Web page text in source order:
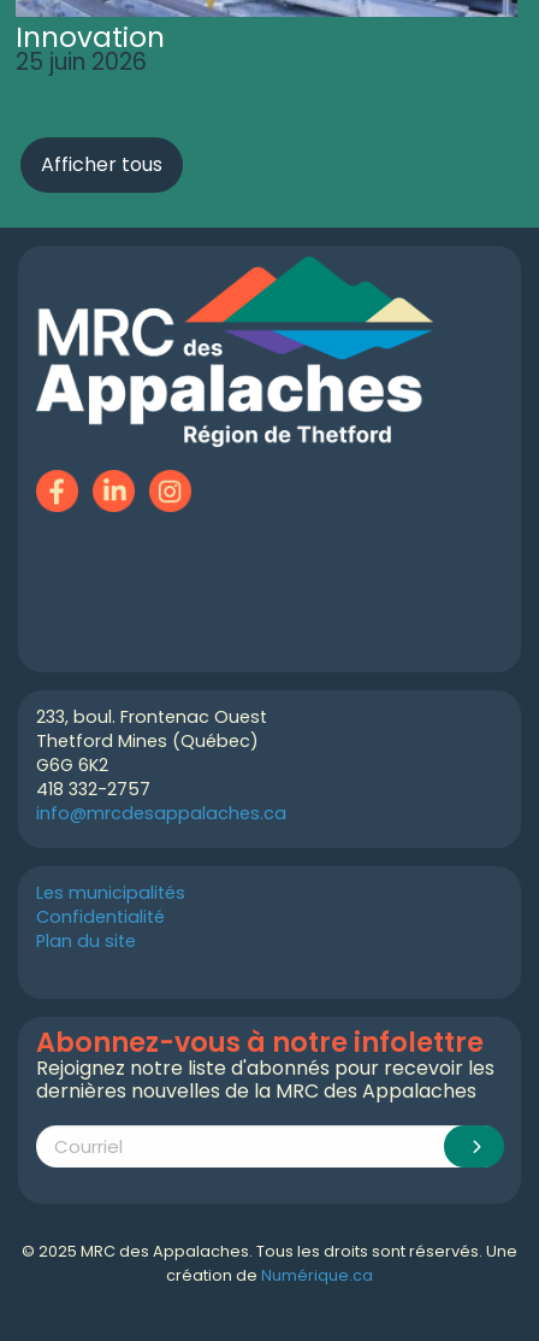
Innovation
25 juin 2026
Afficher tous
233, boul. Frontenac Ouest
Thetford Mines (Québec)
G6G 6K2
418 332-2757
info@mrcdesappalaches.ca
Les municipalités
Confidentialité
Plan du site
Abonnez-vous à notre infolettre
Rejoignez notre liste d'abonnés pour recevoir les
dernières nouvelles de la MRC des Appalaches
© 2025 MRC des Appalaches. Tous les droits sont réservés. Une
création de Numérique.ca